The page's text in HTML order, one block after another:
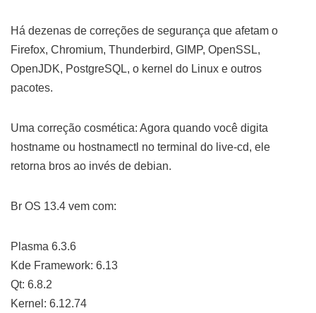
Há dezenas de correções de segurança que afetam o
Firefox, Chromium, Thunderbird, GIMP, OpenSSL,
OpenJDK, PostgreSQL, o kernel do Linux e outros
pacotes.
Uma correção cosmética: Agora quando você digita
hostname ou hostnamectl no terminal do live-cd, ele
retorna bros ao invés de debian.
Br OS 13.4 vem com:
Plasma 6.3.6
Kde Framework: 6.13
Qt: 6.8.2
Kernel: 6.12.74